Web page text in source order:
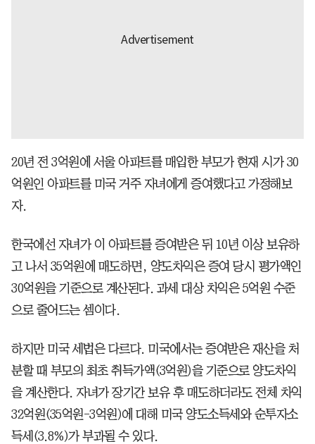
20년 전 3억원에 서울 아파트를 매입한 부모가 현재 시가 30
억원인 아파트를 미국 거주 자녀에게 증여했다고 가정해보
자.
한국에선 자녀가 이 아파트를 증여받은 뒤 10년 이상 보유하
고 나서 35억원에 매도하면, 양도차익은 증여 당시 평가액인
30억원을 기준으로 계산된다. 과세 대상 차익은 5억원 수준
으로 줄어드는 셈이다.
하지만 미국 세법은 다르다. 미국에서는 증여받은 재산을 처
분할 때 부모의 최초 취득가액(3억원)을 기준으로 양도차익
을 계산한다. 자녀가 장기간 보유 후 매도하더라도 전체 차익
32억원(35억원-3억원)에 대해 미국 양도소득세와 순투자소
득세(3.8%)가 부과될 수 있다.